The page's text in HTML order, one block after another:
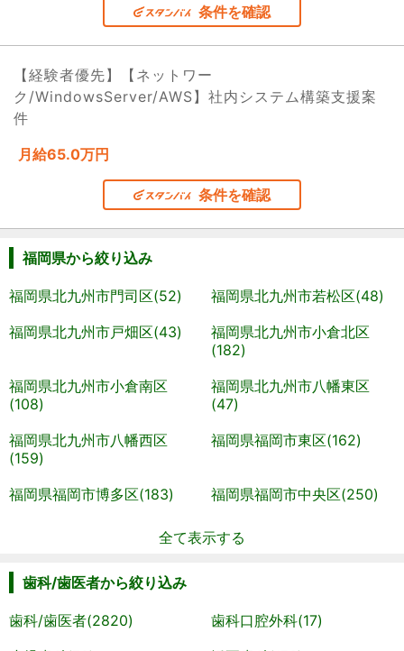
条件を確認
【経験者優先】【ネットワー
ク/WindowsServer/AWS】社内システム構築支援案
件
月給65.0万円
条件を確認
福岡県から絞り込み
福岡県北九州市門司区(52)
福岡県北九州市若松区(48)
福岡県北九州市戸畑区(43)
福岡県北九州市小倉北区
(182)
福岡県北九州市小倉南区
(108)
福岡県北九州市八幡東区
(47)
福岡県北九州市八幡西区
(159)
福岡県福岡市東区(162)
福岡県福岡市博多区(183) 福岡県福岡市中央区(250)
全て表示する
歯科/歯医者から絞り込み
歯科/歯医者(2820)
歯科口腔外科(17)